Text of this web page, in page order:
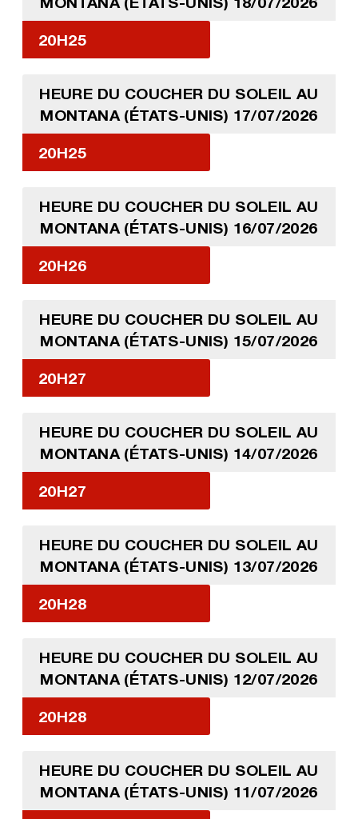
20H25
HEURE DU COUCHER DU SOLEIL AU
MONTANA (ÉTATS-UNIS) 17/07/2026
20H25
HEURE DU COUCHER DU SOLEIL AU
MONTANA (ÉTATS-UNIS) 16/07/2026
20H26
HEURE DU COUCHER DU SOLEIL AU
MONTANA (ÉTATS-UNIS) 15/07/2026
20H27
HEURE DU COUCHER DU SOLEIL AU
MONTANA (ÉTATS-UNIS) 14/07/2026
20H27
HEURE DU COUCHER DU SOLEIL AU
MONTANA (ÉTATS-UNIS) 13/07/2026
20H28
HEURE DU COUCHER DU SOLEIL AU
MONTANA (ÉTATS-UNIS) 12/07/2026
20H28
HEURE DU COUCHER DU SOLEIL AU
MONTANA (ÉTATS-UNIS) 11/07/2026